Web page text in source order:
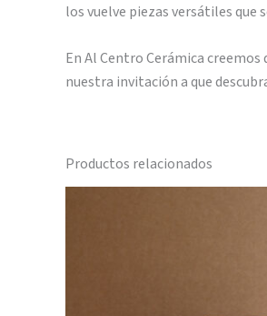
los vuelve piezas versátiles
En Al Centro Cerámica
nuestra invitación a que
Productos relacionados